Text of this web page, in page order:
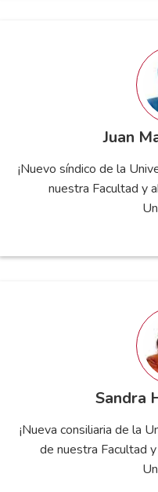
Juan
¡Nuevo síndico de la
nuestra Facultad y
Sandra
¡Nueva consiliaria de la
de nuestra Facultad